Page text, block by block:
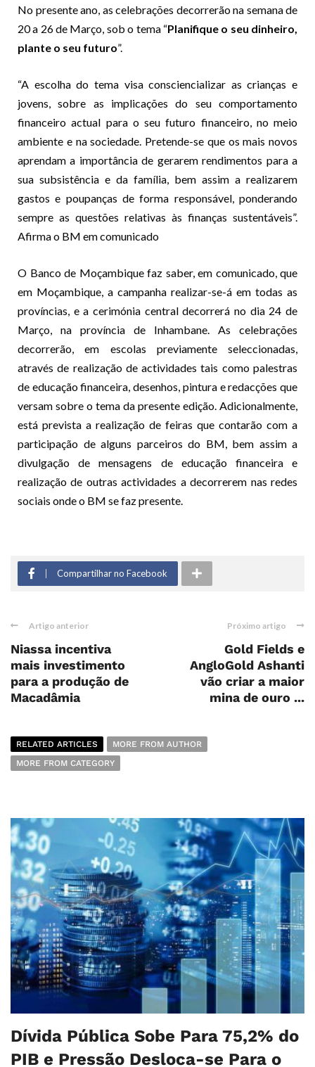
No presente ano, as celebrações decorrerão na semana de
20 a 26 de Março, sob o tema “Planifique o seu dinheiro,
plante o seu futuro”.
“A escolha do tema visa consciencializar as crianças e
jovens, sobre as implicações do seu comportamento
financeiro actual para o seu futuro financeiro, no meio
ambiente e na sociedade. Pretende-se que os mais novos
aprendam a importância de gerarem rendimentos para a
sua subsistência e da família, bem assim a realizarem
gastos e poupanças de forma responsável, ponderando
sempre as questões relativas às finanças sustentáveis”.
Afirma o BM em comunicado
O Banco de Moçambique faz saber, em comunicado, que
em Moçambique, a campanha realizar-se-á em todas as
províncias, e a cerimónia central decorrerá no dia 24 de
Março, na província de Inhambane. As celebrações
decorrerão, em escolas previamente seleccionadas,
através de realização de actividades tais como palestras
de educação financeira, desenhos, pintura e redacções que
versam sobre o tema da presente edição. Adicionalmente,
está prevista a realização de feiras que contarão com a
participação de alguns parceiros do BM, bem assim a
divulgação de mensagens de educação financeira e
realização de outras actividades a decorrerem nas redes
sociais onde o BM se faz presente.
Compartilhar no Facebook
Artigo anterior
Niassa incentiva
mais investimento
para a produção de
Macadâmia
Próximo artigo
Gold Fields e
AngloGold Ashanti
vão criar a maior
mina de ouro ...
RELATED ARTICLES
MORE FROM AUTHOR
MORE FROM CATEGORY
Dívida Pública Sobe Para 75,2% do
PIB e Pressão Desloca-se Para o